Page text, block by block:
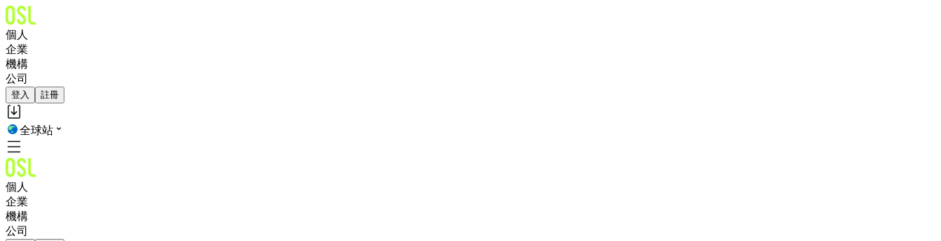
個人
企業
機構
公司
登入 註冊
全球站
個人
企業
機構
公司